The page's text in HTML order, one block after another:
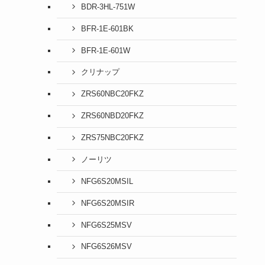
BDR-3HL-751W
BFR-1E-601BK
BFR-1E-601W
クリナップ
ZRS60NBC20FKZ
ZRS60NBD20FKZ
ZRS75NBC20FKZ
ノーリツ
NFG6S20MSIL
NFG6S20MSIR
NFG6S25MSV
NFG6S26MSV